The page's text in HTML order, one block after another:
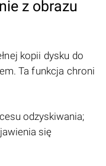
z obrazu
kopii dysku do
Ta funkcja chroni
odzyskiwania;
się